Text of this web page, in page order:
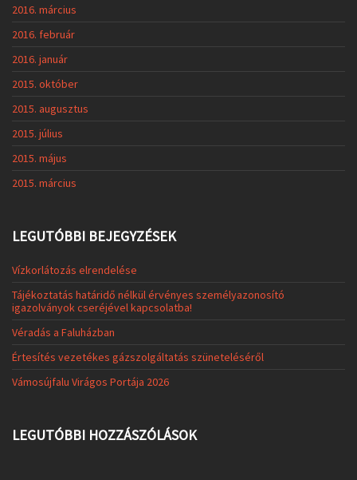
2016. március
2016. február
2016. január
2015. október
2015. augusztus
2015. július
2015. május
2015. március
LEGUTÓBBI BEJEGYZÉSEK
Vízkorlátozás elrendelése
Tájékoztatás határidő nélkül érvényes személyazonosító
igazolványok cseréjével kapcsolatba!
Véradás a Faluházban
Értesítés vezetékes gázszolgáltatás szüneteléséről
Vámosújfalu Virágos Portája 2026
LEGUTÓBBI HOZZÁSZÓLÁSOK